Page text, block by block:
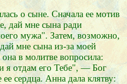
о сыне. Сначала ее мотив
дай мне сына ради
мужа". Затем, возможно,
мне сына из-за моей
в молитве вопросила:
я отдам его Тебе", — Бог
сердца. Анна дала клятву: